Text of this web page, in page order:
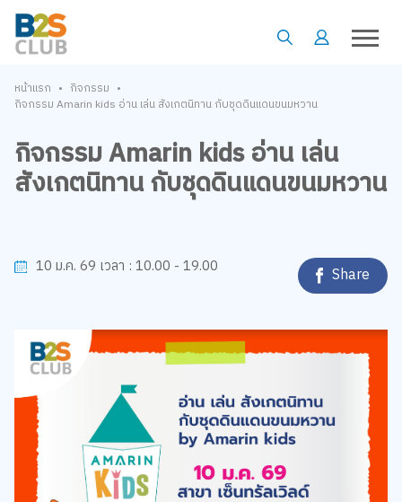
หน้าแรก • กิจกรรม •
กิจกรรม Amarin kids อ่าน เล่น สังเกตนิทาน กับชุดดินแดนขนมหวาน
กิจกรรม Amarin kids อ่าน เล่น
สังเกตนิทาน กับชุดดินแดนขนมหวาน
10 ม.ค. 69 เวลา : 10.00 - 19.00 Share